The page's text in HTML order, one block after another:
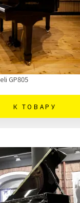
GP805
К ТОВАРУ